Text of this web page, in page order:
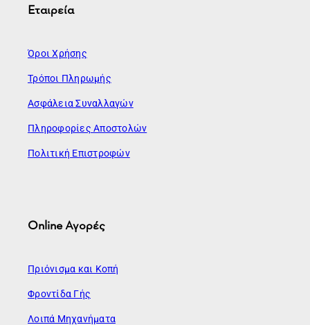
Εταιρεία
Όροι Χρήσης
Τρόποι Πληρωμής
Ασφάλεια Συναλλαγών
Πληροφορίες Αποστολών
Πολιτική Επιστροφών
Online Αγορές
Πριόνισμα και Κοπή
Φροντίδα Γής
Λοιπά Μηχανήματα